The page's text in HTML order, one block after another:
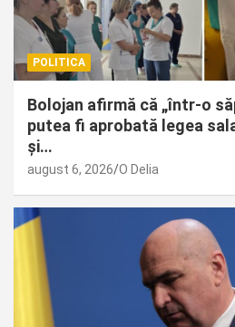
POLITICA
Bolojan afirmă că „într-o
putea fi aprobată legea
și…
august 6, 2026 O Delia